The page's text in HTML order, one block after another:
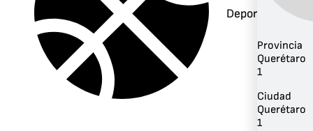
Deportes
Provincia
Querétaro
1
Ciudad
Querétaro
1